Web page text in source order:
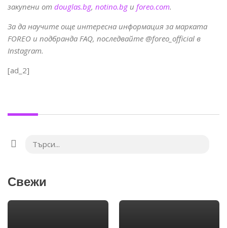
закупени от douglas.bg, notino.bgи foreo.com.
За да научите още интересна информация за марката
FOREO и подбранда FAQ, последвайте @foreo_official в
Instagram.
[ad_2]
Свежи